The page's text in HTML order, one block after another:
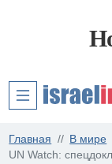
Главная
В мире
UN Watch: